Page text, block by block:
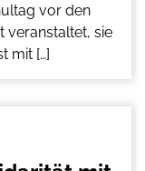
vor den
veranstaltet, sie
mit […]